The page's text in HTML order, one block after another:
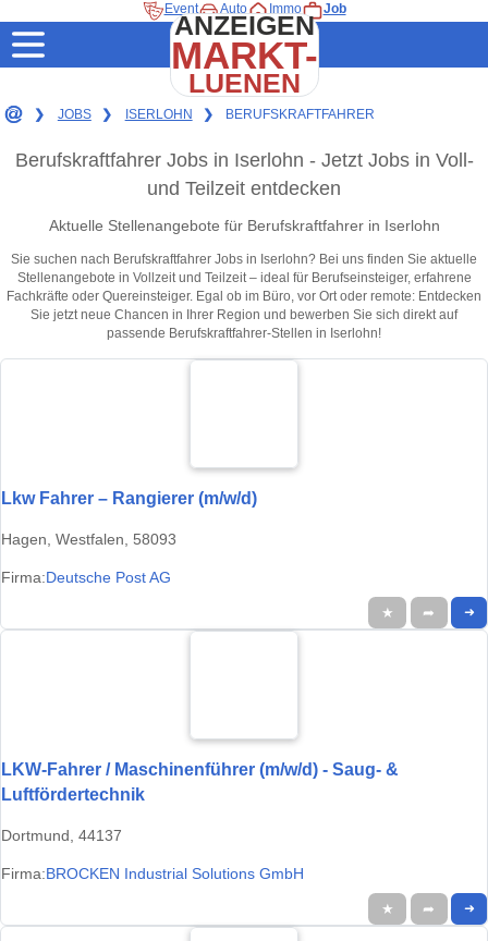
Event Auto Immo Job
ANZEIGEN
MARKT-
LUENEN
❯ JOBS ❯ ISERLOHN ❯ BERUFSKRAFTFAHRER
Berufskraftfahrer Jobs in Iserlohn - Jetzt Jobs in Voll-
und Teilzeit entdecken
Aktuelle Stellenangebote für Berufskraftfahrer in Iserlohn
Sie suchen nach Berufskraftfahrer Jobs in Iserlohn? Bei uns finden Sie aktuelle
Stellenangebote in Vollzeit und Teilzeit – ideal für Berufseinsteiger, erfahrene
Fachkräfte oder Quereinsteiger. Egal ob im Büro, vor Ort oder remote: Entdecken
Sie jetzt neue Chancen in Ihrer Region und bewerben Sie sich direkt auf
passende Berufskraftfahrer-Stellen in Iserlohn!
Lkw Fahrer – Rangierer (m/w/d)
Hagen, Westfalen, 58093
Firma:Deutsche Post AG
★ ➦ ➜
LKW-Fahrer / Maschinenführer (m/w/d) - Saug- &
Luftfördertechnik
Dortmund, 44137
Firma:BROCKEN Industrial Solutions GmbH
★ ➦ ➜